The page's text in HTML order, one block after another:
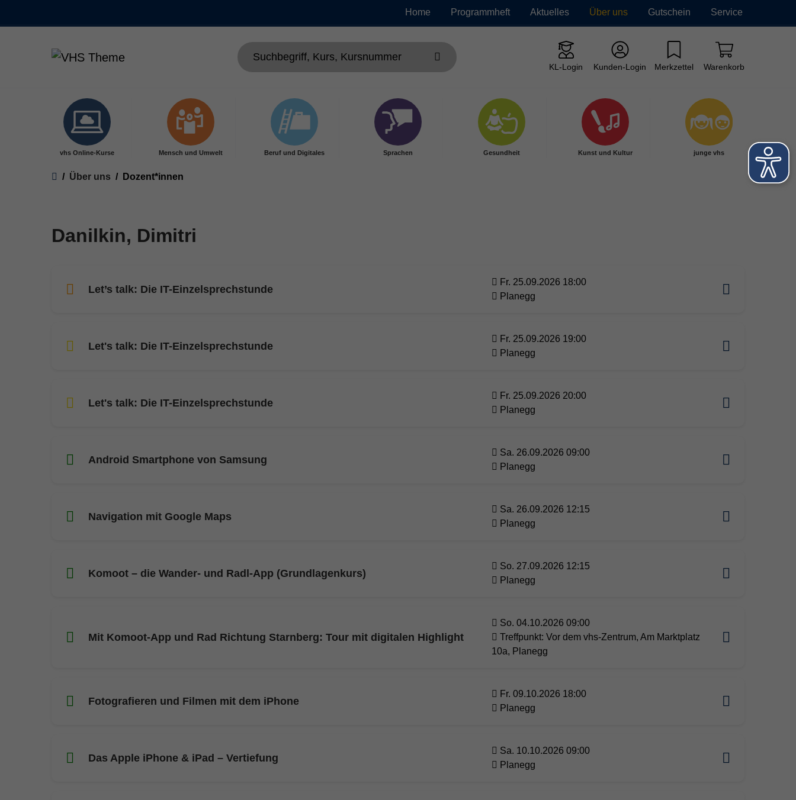
Home Programmheft Aktuelles Über uns Gutschein Service
KL-Login Kunden-Login Merkzettel Warenkorb
vhs Online-Kurse Mensch und Umwelt Beruf und Digitales Sprachen Gesundheit Kunst und Kultur junge vhs
You are here:
Über uns Dozent*innen
Danilkin, Dimitri
Let’s talk: Die IT-Einzelsprechstunde
Fr. 25.09.2026 18:00
Planegg
Let's talk: Die IT-Einzelsprechstunde
Fr. 25.09.2026 19:00
Planegg
Let's talk: Die IT-Einzelsprechstunde
Fr. 25.09.2026 20:00
Planegg
Android Smartphone von Samsung
Sa. 26.09.2026 09:00
Planegg
Navigation mit Google Maps
Sa. 26.09.2026 12:15
Planegg
Komoot – die Wander- und Radl-App (Grundlagenkurs)
So. 27.09.2026 12:15
Planegg
Mit Komoot-App und Rad Richtung Starnberg: Tour mit digitalen Highlight
So. 04.10.2026 09:00
Treffpunkt: Vor dem vhs-Zentrum, Am Marktplatz
10a, Planegg
Fotografieren und Filmen mit dem iPhone
Fr. 09.10.2026 18:00
Planegg
Das Apple iPhone & iPad – Vertiefung
Sa. 10.10.2026 09:00
Planegg